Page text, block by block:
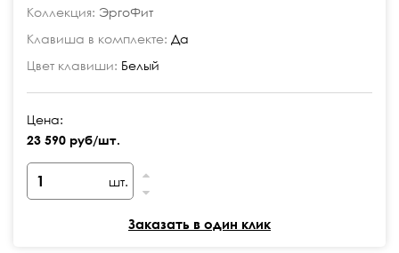
Коллекция: ЭргоФит
Клавиша в комплекте: Да
Цвет клавиши: Белый
Цена:
23 590 руб/шт.
шт.
Заказать в один клик